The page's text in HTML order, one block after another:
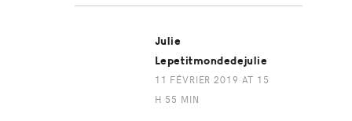
Julie
Lepetitmondedejulie
11 FÉVRIER 2019 AT 15
H 55 MIN